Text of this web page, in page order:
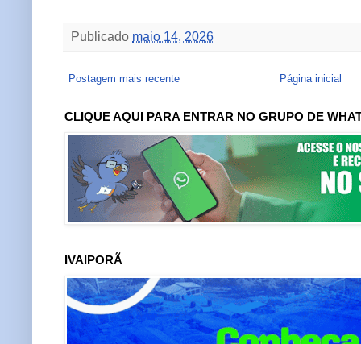
Publicado maio 14, 2026
Postagem mais recente Página inicial
CLIQUE AQUI PARA ENTRAR NO GRUPO DE
IVAIPORÃ